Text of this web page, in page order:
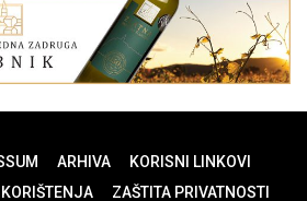
ARHIVA
KORISNI LINKOVI
ZAŠTITA PRIVATNOSTI